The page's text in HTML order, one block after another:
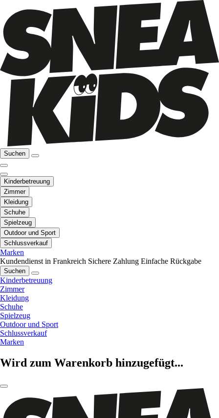
Suchen
Kinderbetreuung
Zimmer
Kleidung
Schuhe
Spielzeug
Outdoor und Sport
Schlussverkauf
Marken
Kundendienst in Frankreich Sichere Zahlung Einfache Rückgabe
Suchen
Kinderbetreuung
Zimmer
Kleidung
Schuhe
Spielzeug
Outdoor und Sport
Schlussverkauf
Marken
Wird zum Warenkorb hinzugefügt...